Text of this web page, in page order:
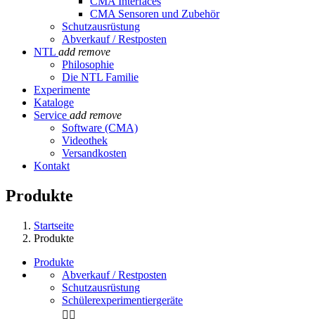
CMA Sensoren und Zubehör
Schutzausrüstung
Abverkauf / Restposten
NTL add remove
Philosophie
Die NTL Familie
Experimente
Kataloge
Service add remove
Software (CMA)
Videothek
Versandkosten
Kontakt
Produkte
Startseite
Produkte
Produkte
Abverkauf / Restposten
Schutzausrüstung
Schülerexperimentiergeräte
 